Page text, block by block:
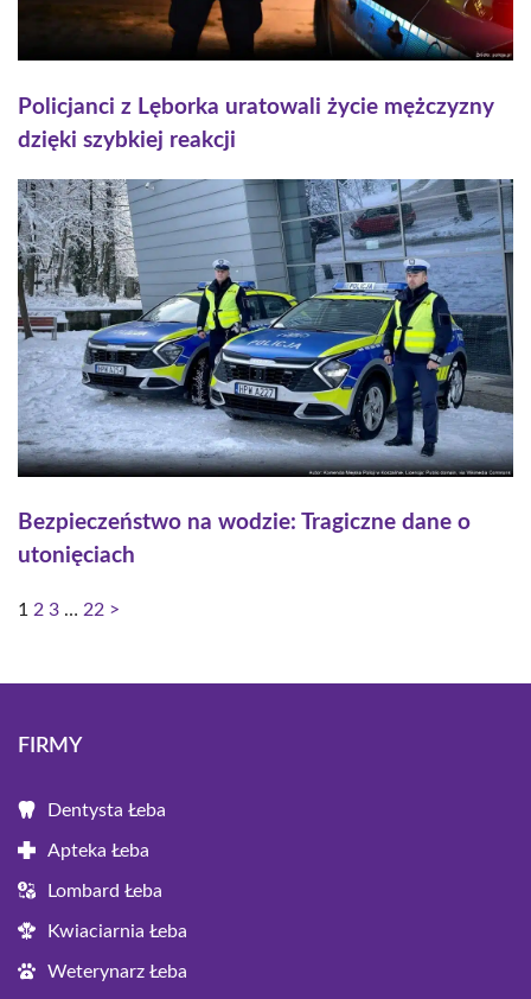
Policjanci z Lęborka uratowali życie mężczyzny
dzięki szybkiej reakcji
Bezpieczeństwo na wodzie: Tragiczne dane o
utonięciach
1 2 3 … 22 >
FIRMY
Dentysta Łeba
Apteka Łeba
Lombard Łeba
Kwiaciarnia Łeba
Weterynarz Łeba